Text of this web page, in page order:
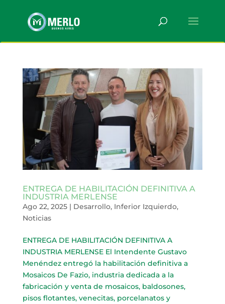
ENTREGA DE HABILITACIÓN DEFINITIVA A
INDUSTRIA MERLENSE
Ago 22, 2025| Desarrollo, Inferior Izquierdo,
Noticias
ENTREGA DE HABILITACIÓN DEFINITIVA A
INDUSTRIA MERLENSE El Intendente Gustavo
Menéndez entregó la habilitación definitiva a
Mosaicos De Fazio, industria dedicada a la
fabricación y venta de mosaicos, baldosones,
pisos flotantes, venecitas, porcelanatos y